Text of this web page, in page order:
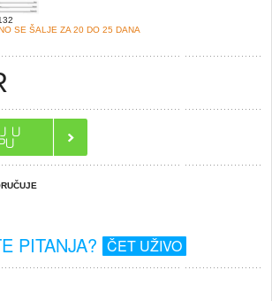
SE ŠALJE ZA 20 DO 25 DANA
PITANJA? ČET UŽIVO